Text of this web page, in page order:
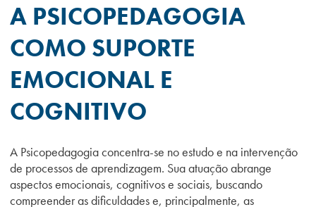
A PSICOPEDAGOGIA
COMO SUPORTE
EMOCIONAL E
COGNITIVO
A Psicopedagogia concentra-se no estudo e na intervenção
de processos de aprendizagem. Sua atuação abrange
aspectos emocionais, cognitivos e sociais, buscando
compreender as dificuldades e, principalmente, as